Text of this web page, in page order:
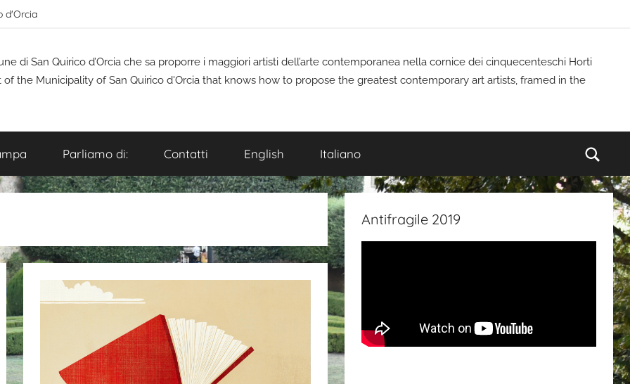
d'Orcia
di San Quirico d’Orcia che sa proporre i maggiori artisti dell’arte contemporanea nella cornice dei cinquecenteschi Horti
the Municipality of San Quirico d'Orcia that knows how to propose the greatest contemporary art artists, framed in the
Parliamo di: Contatti English Italiano
Antifragile 2019